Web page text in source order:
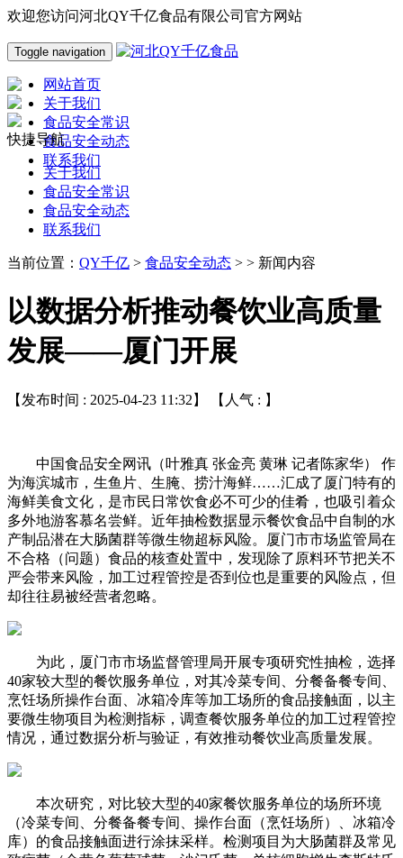
欢迎您访问河北QY千亿食品有限公司官方网站
Toggle navigation
网站首页
关于我们
食品安全常识
食品安全动态
联系我们
快捷导航
关于我们
食品安全常识
食品安全动态
联系我们
当前位置： QY千亿 > 食品安全动态 > > 新闻内容
以数据分析推动餐饮业高质量
发展——厦门开展
【发布时间 : 2025-04-23 11:32】 【人气 : 】
中国食品安全网讯（叶雅真 张金亮 黄琳 记者陈家华） 作
为海滨城市，生鱼片、生腌、捞汁海鲜……汇成了厦门特有的
海鲜美食文化，是市民日常饮食必不可少的佳肴，也吸引着众
多外地游客慕名尝鲜。近年抽检数据显示餐饮食品中自制的水
产制品潜在大肠菌群等微生物超标风险。厦门市市场监管局在
不合格（问题）食品的核查处置中，发现除了原料环节把关不
严会带来风险，加工过程管控是否到位也是重要的风险点，但
却往往易被经营者忽略。
为此，厦门市市场监督管理局开展专项研究性抽检，选择
40家较大型的餐饮服务单位，对其冷菜专间、分餐备餐专间、
烹饪场所操作台面、冰箱冷库等加工场所的食品接触面，以主
要微生物项目为检测指标，调查餐饮服务单位的加工过程管控
情况，通过数据分析与验证，有效推动餐饮业高质量发展。
本次研究，对比较大型的40家餐饮服务单位的场所环境
（冷菜专间、分餐备餐专间、操作台面（烹饪场所）、冰箱冷
库）的食品接触面进行涂抹采样。检测项目为大肠菌群及常见